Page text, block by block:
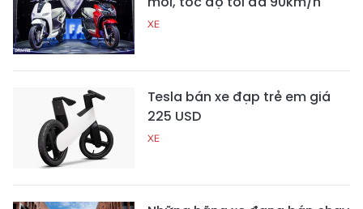
XE
Tesla bán xe đạp trẻ em giá
225 USD
XE